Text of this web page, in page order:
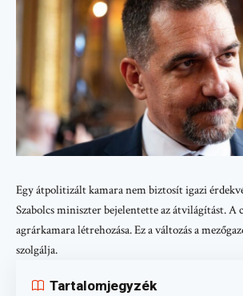
Egy átpolitizált kamara nem biztosít igazi
Szabolcs miniszter bejelentette az átvilágítást. A
agrárkamara létrehozása. Ez a változás a
szolgálja.
Tartalomjegyzék